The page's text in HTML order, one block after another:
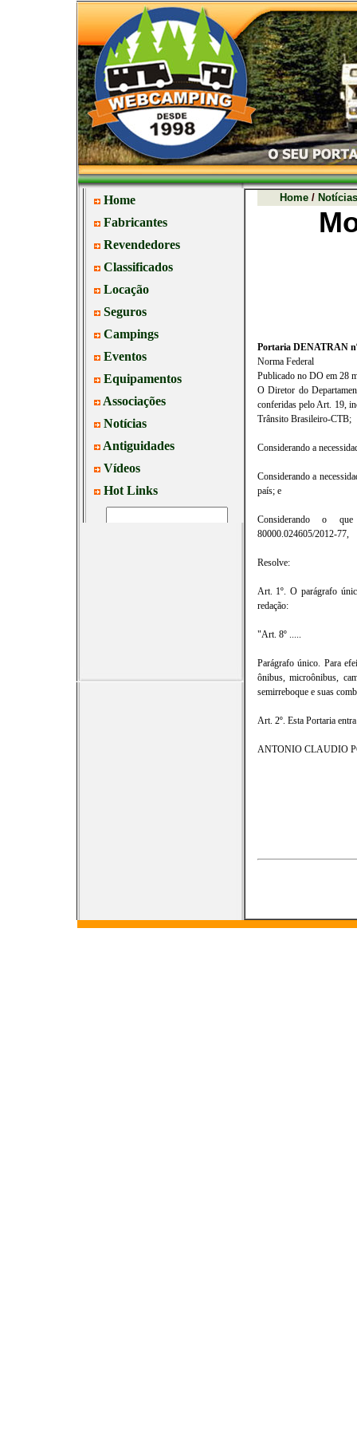
Home/
Portaria DENATRAN
Norma Federal
Publicado no DO em 28
O Diretor do
conferidas pelo Art. 19,
Trânsito Brasileiro-CTB;
Considerando a
Considerando a
país; e
Considerando o que
80000.024605/2012-77,
Resolve:
Art. 1º. O parágrafo
redação:
"Art. 8º .....
Parágrafo único. Para
ônibus, microônibus,
semirreboque e suas
Art. 2º. Esta Portaria
ANTONIO CLAUDIO